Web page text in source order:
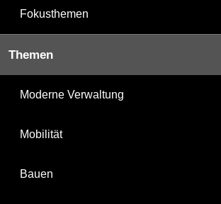
Fokusthemen
Themen
Moderne Verwaltung
Mobilität
Bauen